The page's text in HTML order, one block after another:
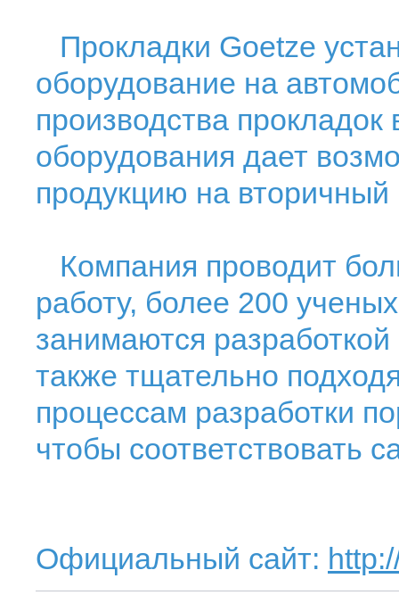
Прокладки Goetze
оборудование на
производства прокладок
оборудования дает
продукцию на вторичный
Компания проводит
работу, более 200
занимаются
также тщательно
процессам разработки
чтобы соответствовать
Официальный сайт: